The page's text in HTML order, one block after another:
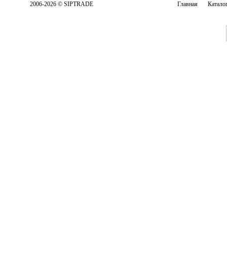
2006-2026 © SIPTRADE Главная